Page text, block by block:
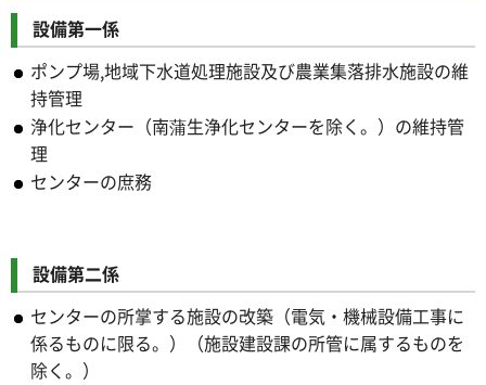
設備第一係
ポンプ場,地域下水道処理施設及び農業集落排水施設の維
持管理
浄化センター（南蒲生浄化センターを除く。）の維持管
理
センターの庶務
設備第二係
センターの所掌する施設の改築（電気・機械設備工事に
係るものに限る。）（施設建設課の所管に属するものを
除く。）